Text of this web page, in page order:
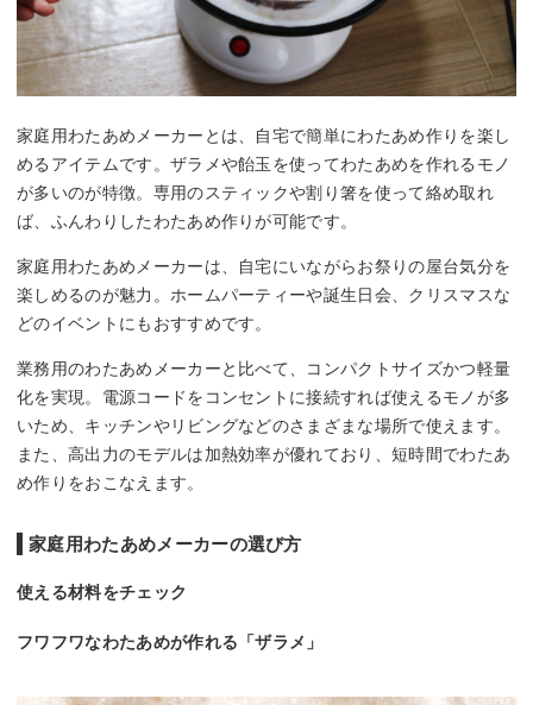
家庭用わたあめメーカーとは、自宅で簡単にわたあめ作りを楽し
めるアイテムです。ザラメや飴玉を使ってわたあめを作れるモノ
が多いのが特徴。専用のスティックや割り箸を使って絡め取れ
ば、ふんわりしたわたあめ作りが可能です。
家庭用わたあめメーカーは、自宅にいながらお祭りの屋台気分を
楽しめるのが魅力。ホームパーティーや誕生日会、クリスマスな
どのイベントにもおすすめです。
業務用のわたあめメーカーと比べて、コンパクトサイズかつ軽量
化を実現。電源コードをコンセントに接続すれば使えるモノが多
いため、キッチンやリビングなどのさまざまな場所で使えます。
また、高出力のモデルは加熱効率が優れており、短時間でわたあ
め作りをおこなえます。
家庭用わたあめメーカーの選び方
使える材料をチェック
フワフワなわたあめが作れる「ザラメ」